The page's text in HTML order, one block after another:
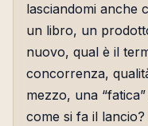
lasciandomi anche
un libro, un
nuovo, qual è il
concorrenza,
mezzo, una
come si fa il